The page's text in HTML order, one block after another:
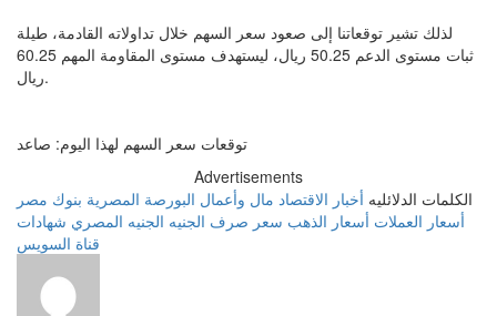
لذلك تشير توقعاتنا إلى صعود سعر السهم خلال تداولاته القادمة، طيلة
ثبات مستوى الدعم 50.25 ريال، ليستهدف مستوى المقاومة المهم 60.25
ريال.
Advertisements
الكلمات الدلائليه أخبار الاقتصاد مال وأعمال البورصة المصرية بنوك مصر
أسعار العملات أسعار الذهب سعر صرف الجنيه الجنيه المصري شهادات
قناة السويس